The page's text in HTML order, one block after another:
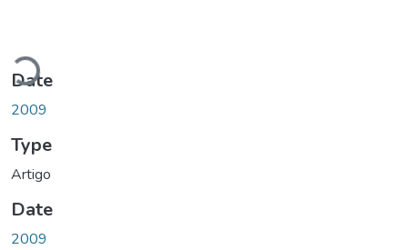
Loading...
Date
2009
Type
Artigo
Date
2009